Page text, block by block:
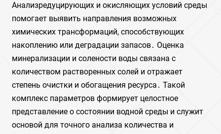
Анализредуцирующих и окисляющих условий среды
помогает выявить направления возможных
химических трансформаций, способствующих
накоплению или деградации запасов․ Оценка
минерализации и солености воды связана с
количеством растворенных солей и отражает
степень очистки и обогащения ресурса․ Такой
комплекс параметров формирует целостное
представление о состоянии водной среды и служит
основой для точного анализа количества и